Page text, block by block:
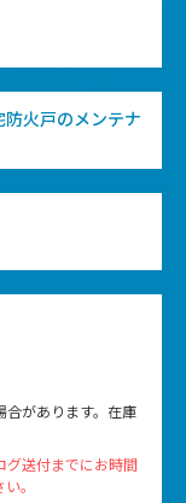
火戸のメンテナ
があります。在庫
送付までにお時間
。